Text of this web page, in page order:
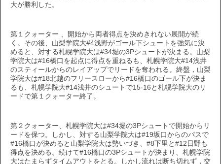
大が勝利した。
第１クォーター 、開始から両者得点を決めきれない展開が続
く。その後、山梨学院大#4浅野がゴール下シュートを強気に決
めると、対する札幌学院大は#34堀の3Pシュートが決まる。山梨
学院大は#16橋口を起点に得点を重ねるも、札幌学院大#14浅井
のスティールからのレイアップでリードを奪われる。終盤，山梨
学院大は#18北越のフリースローから#16橋口のゴール下が決ま
るも、札幌学院大#14浅井のシュートで15-16と札幌学院大のリ
ードで第１クォーター終了。
第２クォーター、札幌学院大は#34堀の3Pシュートで開始からリ
ードを保つ。しかし、対する山梨学院大は#19坂口からのパスで
#16橋口が決めると山梨学院大は勢いづき、#8下里と#12日野も
得点を決める。続けて#16橋口の3Pシュートが決まり、札幌学院
大はたまらずタイムアウトをとる。しかし流れは断ち切れず，交